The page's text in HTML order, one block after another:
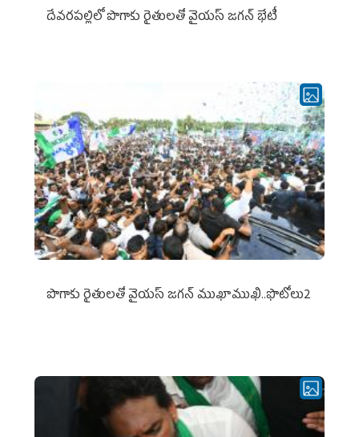
దేవరపల్లిలో పొగాకు రైతులతో వైయస్ జగన్ భేటీ
పొగాకు రైతుల‌తో వైయ‌స్ జ‌గ‌న్ ముఖాముఖి..ఫొటోలు2